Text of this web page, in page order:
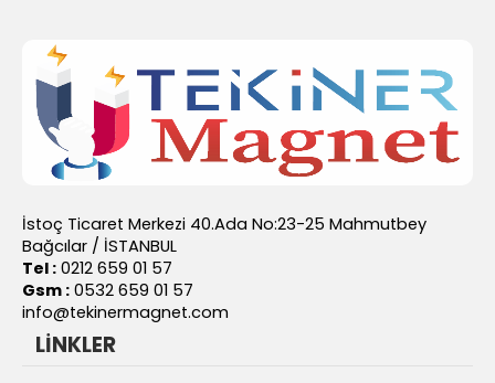
İstoç Ticaret Merkezi 40.Ada No:23-25 Mahmutbey
Bağcılar / İSTANBUL
Tel : 0212 659 01 57
Gsm : 0532 659 01 57
info@tekinermagnet.com
LİNKLER